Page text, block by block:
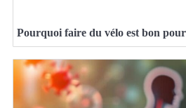
Pourquoi faire du vélo est bon pour